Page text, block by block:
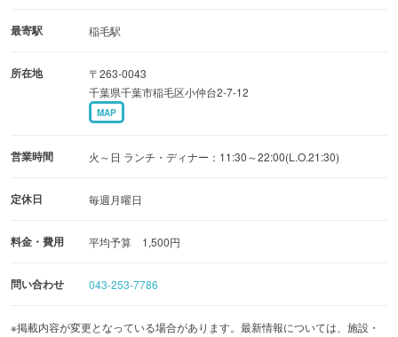
最寄駅 稲毛駅
所在地
〒263-0043
千葉県千葉市稲毛区小仲台2-7-12
MAP
営業時間 火～日 ランチ・ディナー：11:30～22:00(L.O.21:30)
定休日 毎週月曜日
料金・費用 平均予算 1,500円
問い合わせ 043-253-7786
※掲載内容が変更となっている場合があります。最新情報については、施設・